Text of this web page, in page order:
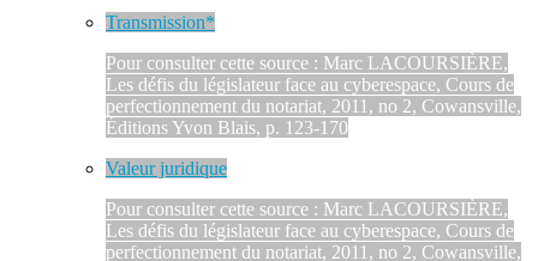
Transmission*
Pour consulter cette source : Marc LACOURSIÈRE,
Les défis du législateur face au cyberespace, Cours de
perfectionnement du notariat, 2011, no 2, Cowansville,
Éditions Yvon Blais, p. 123-170
Valeur juridique
Pour consulter cette source : Marc LACOURSIÈRE,
Les défis du législateur face au cyberespace, Cours de
perfectionnement du notariat, 2011, no 2, Cowansville,